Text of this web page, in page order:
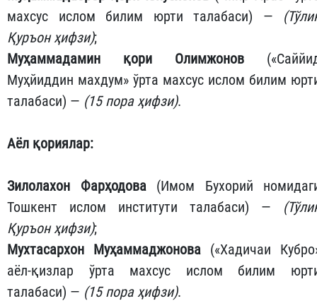
махсус ислом билим юрти талабаси) —
Қуръон ҳифзи);
Муҳаммадамин қори Олимжонов
Муҳйиддин махдум» ўрта махсус ислом билим
талабаси) — (15 пора ҳифзи).
Аёл қориялар:
Зилолахон Фарҳодова(Имом Бухорий
Тошкент ислом институти талабаси) —
Қуръон ҳифзи);
Мухтасархон Муҳаммаджонова («Хадичаи
аёл-қизлар ўрта махсус ислом билим
талабаси) — (15 пора ҳифзи).